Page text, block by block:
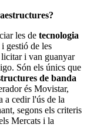
les de tecnologia
gestió de les
licitar i van guanyar
Són els únics que
de banda
és Movistar,
a cedir l'ús de la
segons els criteris
Mercats i la